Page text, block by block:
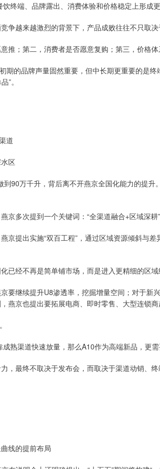
终端、品牌露出、消费体验和价格稳定上形成更
争越来越激烈的背景下，产品成败往往不只取
推；第二，消费者是否愿意复购；第三，价格体
期的品牌声量固然重要，但中长期更重要的是
”。
道
区
到90万千升，背后离不开燕京全国化能力的提
京多次提到一个关键词：“全渠道融合+区域深耕”
京提出实施“双百工程”，通过区域资源倾斜与
已经不再是简单铺市场，而是进入更精细的区域
要继续提升U8渗透率，挖掘增量空间；对于新
燕京也提出要拓展电商、即时零售、大型连锁
熟渠道快速放量，那么A10作为高端新品，更
，最终不取决于发布会，而取决于渠道动销、终
线的提前布局